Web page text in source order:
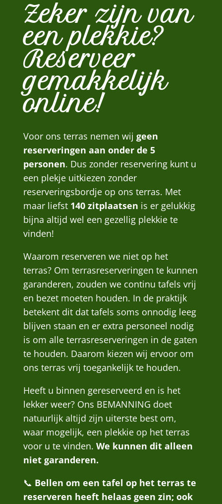
Zeker zijn van
een plekkie?
Reserveer
gemakkelijk
online!
Voor ons terras nemen wijgeen
reserveringen aan onder de 5
personen. Dus zonder reservering kunt u
een plekje uitkiezen zonder
reserveringsbordje op ons terras. Met
maar liefst 140 zitplaatsen is er gelukkig
bijna altijd wel een gezellig plekkie te
vinden!
Waarom reserveren we niet op het
terras? Om terrasreserveringen te kunnen
garanderen, zouden we continu tafels vrij
en bezet moeten houden. In de praktijk
betekent dit dat tafels soms onnodig leeg
blijven staan en er extra personeel nodig
is om alle terrasreserveringen in de gaten
te houden. Daarom kiezen wij ervoor om
ons terras vrij toegankelijk te houden.
Heeft u binnen gereserveerd en is het
lekker weer? Ons BEMANNING doet
natuurlijk altijd zijn uiterste best om,
waar mogelijk, een plekkie op het terras
voor u te vinden.We kunnen dit alleen
niet garanderen.
📞 Bellen om een tafel op het terras te
reserveren heeft helaas geen zin; ook